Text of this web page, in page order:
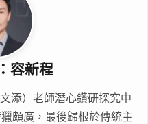
容新程
添）老師潛心鑽研探究中
頗廣，最後歸根於傳統主